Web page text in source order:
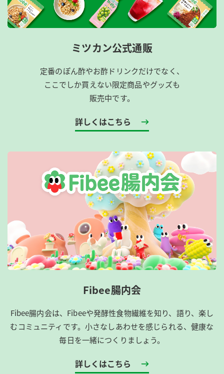
ミツカン公式通販
定番のぽん酢やお酢ドリンクだけでなく、
ここでしか買えない限定商品やグッズも
販売中です。
詳しくはこちら
Fibee腸内会
Fibee腸内会は、​Fibeeや発酵性食物繊維を知り、語り、楽し
むコミュニティです。​小さなしあわせを感じられる、健康な
毎日を一緒につくりましょう。
詳しくはこちら